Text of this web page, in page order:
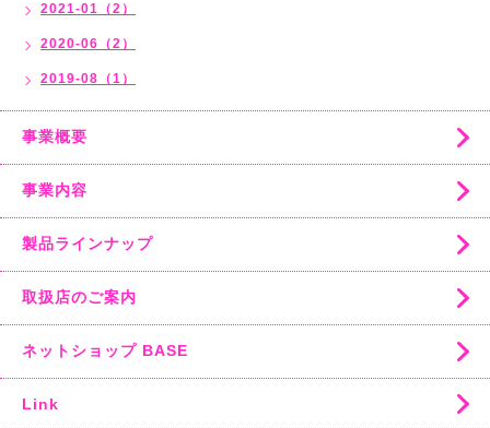
2021-01（2）
2020-06（2）
2019-08（1）
事業概要
事業内容
製品ラインナップ
取扱店のご案内
ネットショップ BASE
Link